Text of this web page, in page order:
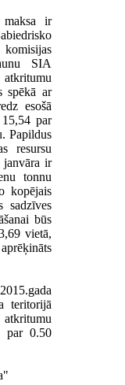
maksa ir
SIA
spēkā ar
esošā
par
Papildus
resursu
janvāra ir
tonnu
kopējais
sadzīves
būs
vietā,
teritorijā
par 0.50